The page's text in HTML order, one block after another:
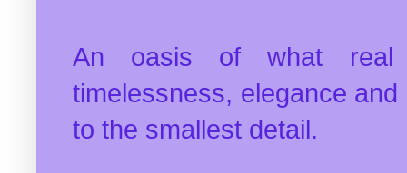
An oasis of what real
timelessness, elegance
to the smallest detail.